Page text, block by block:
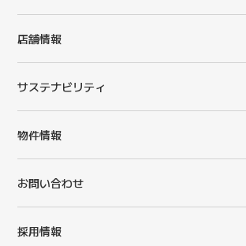
店舗情報
サステナビリティ
物件情報
お問い合わせ
採用情報